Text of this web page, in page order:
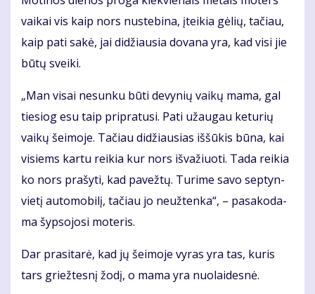
vai­kai vis kaip nors nu­ste­bi­na, įtei­kia gė­lių, ta­čiau,
kaip pa­ti sa­kė, jai di­džiau­sia do­va­na yra, kad vi­si jie
bū­tų svei­ki.
„Man vi­sai ne­sun­ku bū­ti de­vy­nių vai­kų ma­ma, gal
tie­siog esu taip pri­pra­tu­si. Pa­ti už­au­gau ke­tu­rių
vai­kų šei­mo­je. Ta­čiau di­džiau­sias iš­šū­kis bū­na, kai
vi­siems kar­tu rei­kia kur nors iš­va­žiuo­ti. Ta­da rei­kia
ko nors pra­šy­ti, kad pa­vež­tų. Tu­ri­me sa­vo sep­tyn­
vie­tį au­to­mo­bi­lį, ta­čiau jo ne­už­ten­ka“, – pa­sa­ko­da­
ma šyp­so­jo­si mo­te­ris.
Dar pra­si­ta­rė, kad jų šei­mo­je vy­ras yra tas, ku­ris
tars griež­tes­nį žo­dį, o ma­ma yra nuo­lai­des­nė.